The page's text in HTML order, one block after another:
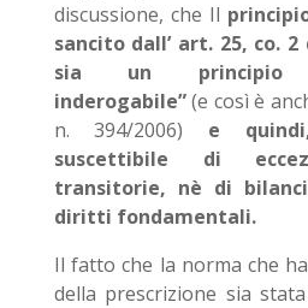
discussione, che Il
sancito dall’ art. 25, co.
sia un principio
inderogabile”(e così è
n. 394/2006) e
suscettibile di
transitorie, nè di
diritti fondamentali.
Il fatto che la norma che
della prescrizione sia